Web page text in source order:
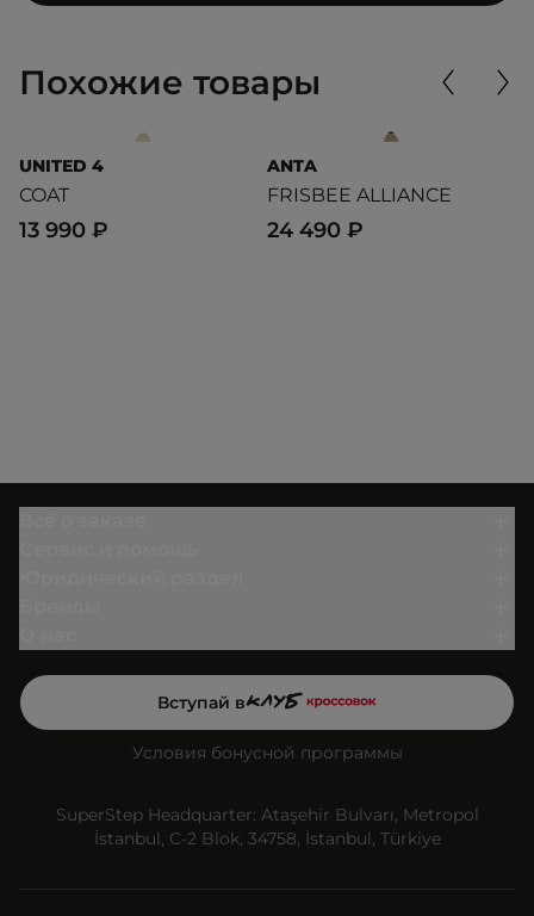
Похожие товары
UNITED 4
COAT
13 990 ₽
ANTA
FRISBEE ALLIANCE
24 490 ₽
Вступай в
Условия бонусной программы
SuperStep Headquarter: Ataşehir Bulvarı, Metropol
İstanbul, C-2 Blok, 34758, İstanbul, Türkiye